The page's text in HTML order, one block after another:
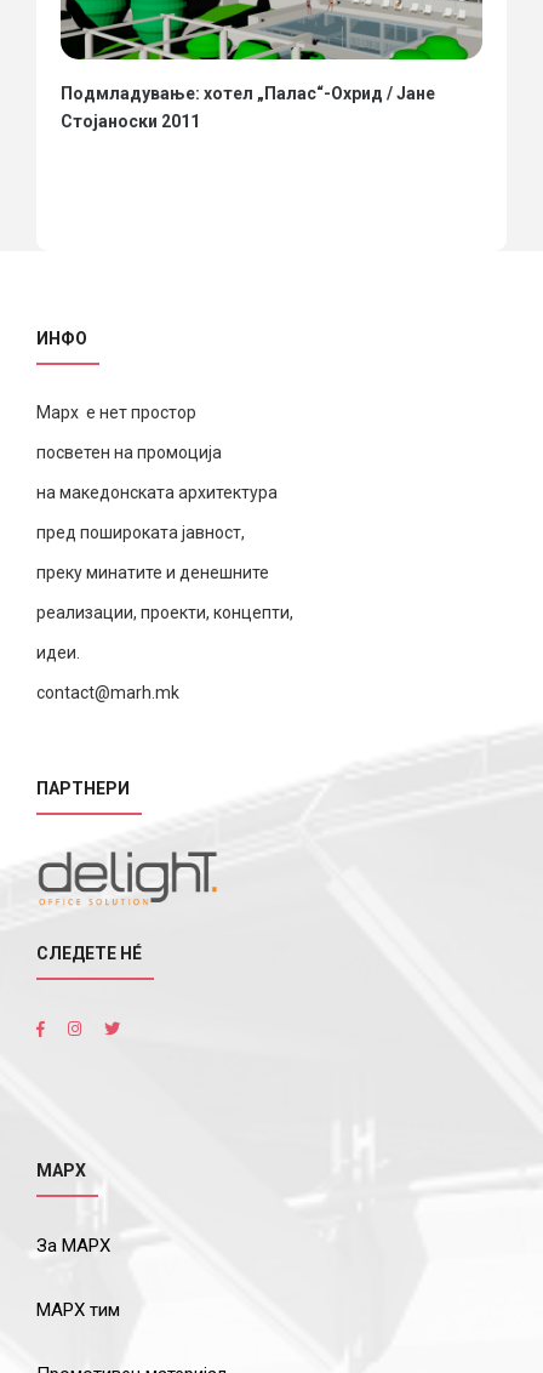
Подмладување: хотел „Палас“-Охрид / Јане
Стојаноски 2011
ИНФО
Марх е нет простор
посветен на промоција
на македонската архитектура
пред пошироката јавност,
преку минатите и денешните
реализации, проекти, концепти,
идеи.
contact@marh.mk
ПАРТНЕРИ
СЛЕДЕТЕ НÉ
МАРХ
За МАРХ
МАРХ тим